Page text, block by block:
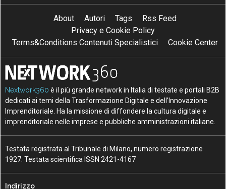
About Autori Tags
Rss Feed
Privacy e Cookie Policy
Terms&Conditions Contenuti Specialistici
Cookie Center
Nextwork360 è il più grande network in Italia di testate e portali B2B
dedicati ai temi della Trasformazione Digitale e dell’Innovazione
Imprenditoriale. Ha la missione di diffondere la cultura digitale e
imprenditoriale nelle imprese e pubbliche amministrazioni italiane.
Testata registrata al Tribunale di Milano, numero registrazione
1927. Testata scientifica ISSN 2421-4167
Indirizzo